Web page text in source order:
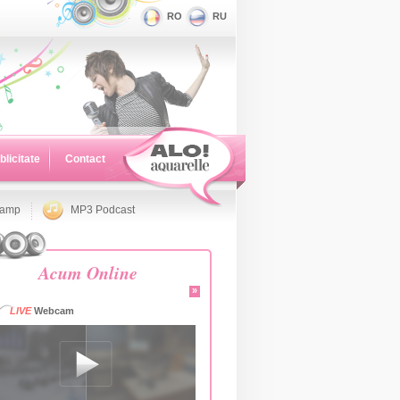
RO RU
Contact
MP3 Podcast
Acum Online
»
LIVEWebcam